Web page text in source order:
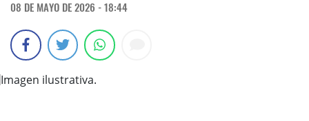
08 DE MAYO DE 2026 - 18:44